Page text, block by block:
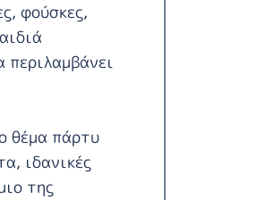
φούσκες,
θέμα πάρτυ
ιδανικές
της